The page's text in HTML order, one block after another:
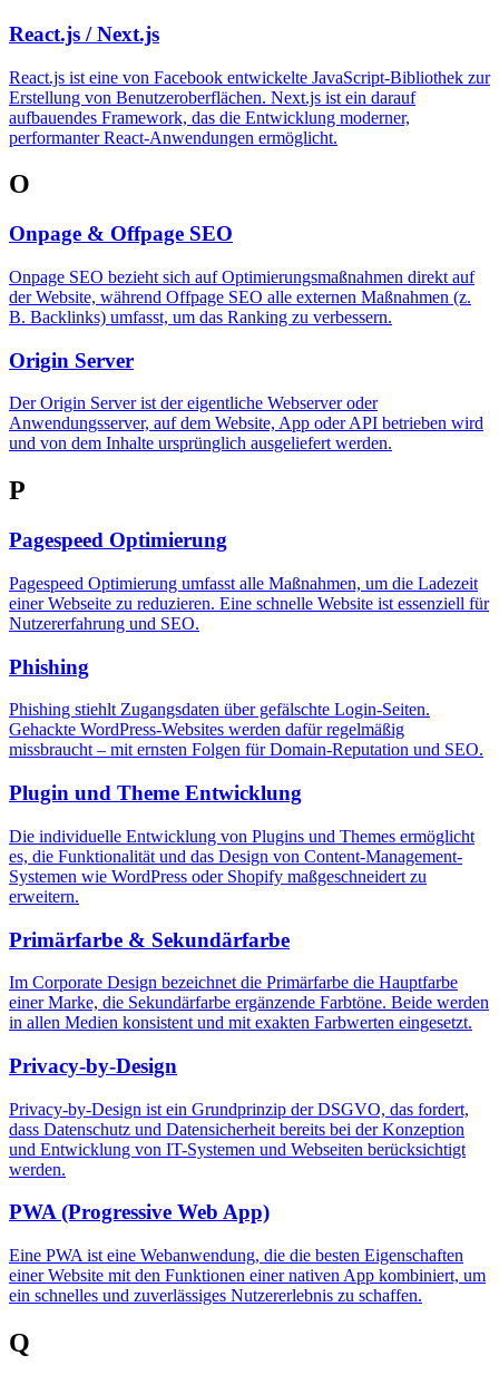
React.js / Next.js
React.js ist eine von Facebook entwickelte JavaScript-Bibliothek zur
Erstellung von Benutzeroberflächen. Next.js ist ein darauf
aufbauendes Framework, das die Entwicklung moderner,
performanter React-Anwendungen ermöglicht.
O
Onpage & Offpage SEO
Onpage SEO bezieht sich auf Optimierungsmaßnahmen direkt auf
der Website, während Offpage SEO alle externen Maßnahmen (z.
B. Backlinks) umfasst, um das Ranking zu verbessern.
Origin Server
Der Origin Server ist der eigentliche Webserver oder
Anwendungsserver, auf dem Website, App oder API betrieben wird
und von dem Inhalte ursprünglich ausgeliefert werden.
P
Pagespeed Optimierung
Pagespeed Optimierung umfasst alle Maßnahmen, um die Ladezeit
einer Webseite zu reduzieren. Eine schnelle Website ist essenziell für
Nutzererfahrung und SEO.
Phishing
Phishing stiehlt Zugangsdaten über gefälschte Login-Seiten.
Gehackte WordPress-Websites werden dafür regelmäßig
missbraucht – mit ernsten Folgen für Domain-Reputation und SEO.
Plugin und Theme Entwicklung
Die individuelle Entwicklung von Plugins und Themes ermöglicht
es, die Funktionalität und das Design von Content-Management-
Systemen wie WordPress oder Shopify maßgeschneidert zu
erweitern.
Primärfarbe & Sekundärfarbe
Im Corporate Design bezeichnet die Primärfarbe die Hauptfarbe
einer Marke, die Sekundärfarbe ergänzende Farbtöne. Beide werden
in allen Medien konsistent und mit exakten Farbwerten eingesetzt.
Privacy-by-Design
Privacy-by-Design ist ein Grundprinzip der DSGVO, das fordert,
dass Datenschutz und Datensicherheit bereits bei der Konzeption
und Entwicklung von IT-Systemen und Webseiten berücksichtigt
werden.
PWA (Progressive Web App)
Eine PWA ist eine Webanwendung, die die besten Eigenschaften
einer Website mit den Funktionen einer nativen App kombiniert, um
ein schnelles und zuverlässiges Nutzererlebnis zu schaffen.
Q